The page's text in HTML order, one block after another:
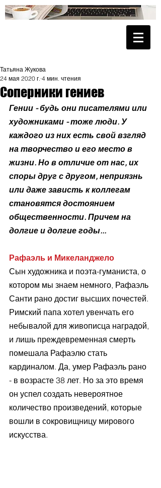
Соперники гениев
Татьяна Жукова
24 мая 2020 г. 4 мин. чтения
Гении - будь они писателями или
художниками - тоже люди. У
каждого из них есть свой взгляд
на творчество и его место в
жизни. Но в отличие от нас, их
споры друг с другом, неприязнь
или даже зависть к коллегам
становятся достоянием
общественности. Причем на
долгие и долгие годы...
Рафаэль и Микеланджело
Сын художника и поэта-гуманиста, о
котором мы знаем немного, Рафаэль
Санти рано достиг высших почестей.
Римский папа хотел увенчать его
небывалой для живописца наградой,
и лишь преждевременная смерть
помешала Рафаэлю стать
кардиналом. Да, умер Рафаэль рано
- в возрасте 38 лет. Но за это время
он успел создать невероятное
количество произведений, которые
вошли в сокровищницу мирового
искусства.